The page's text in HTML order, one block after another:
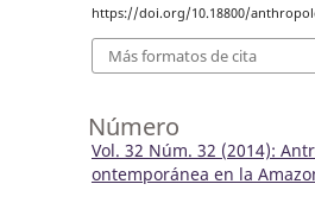
https://doi.org/10.18800/
Más formatos de cita
Número
Vol. 32 Núm. 32 (2014):
ontemporánea en la